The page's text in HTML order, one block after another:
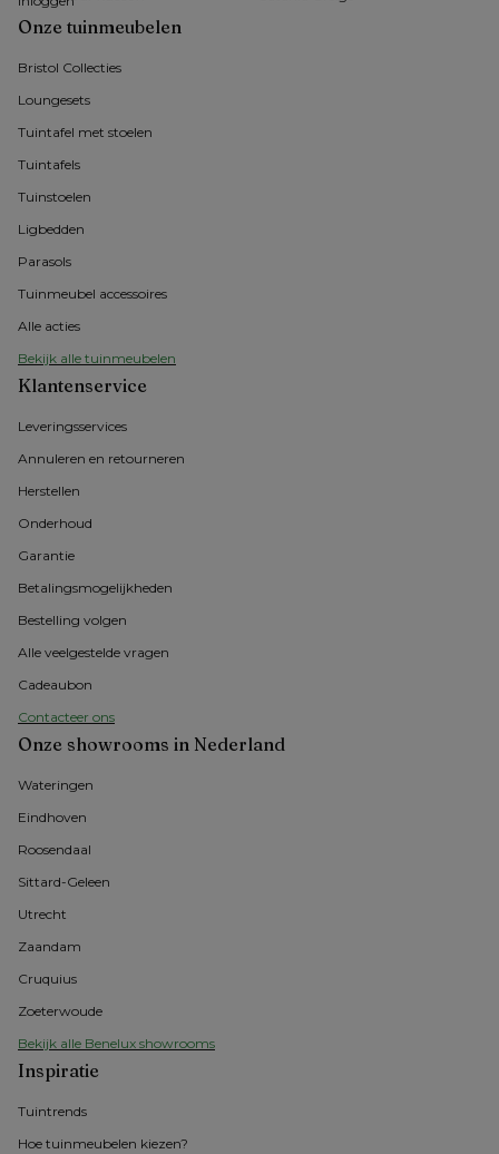
Onze tuinmeubelen
Bristol Collecties
Loungesets
Tuintafel met stoelen
Tuintafels
Tuinstoelen
Ligbedden
Parasols
Tuinmeubel accessoires
Alle acties
Bekijk alle tuinmeubelen
Klantenservice
Leveringsservices
Annuleren en retourneren
Herstellen
Onderhoud
Garantie
Betalingsmogelijkheden
Bestelling volgen
Alle veelgestelde vragen
Cadeaubon
Contacteer ons
Onze showrooms in Nederland
Wateringen
Eindhoven
Roosendaal
Sittard-Geleen
Utrecht
Zaandam
Cruquius
Zoeterwoude
Bekijk alle Benelux showrooms
Inspiratie
Tuintrends
Hoe tuinmeubelen kiezen?